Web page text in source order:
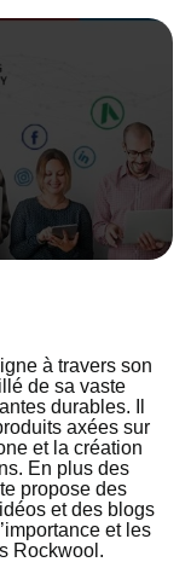
à travers son
de sa vaste
durables. Il
axées sur
et la création
En plus des
propose des
et des blogs
et les
Rockwool.